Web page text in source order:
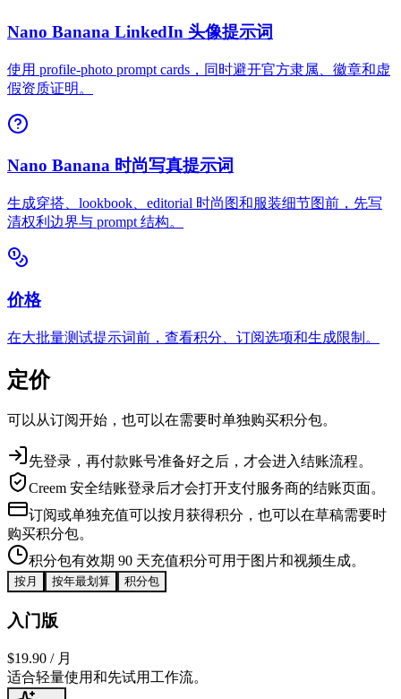
Nano Banana LinkedIn 头像提示词
使用 profile-photo prompt cards，同时避开官方隶属、徽章和虚
假资质证明。
Nano Banana 时尚写真提示词
生成穿搭、lookbook、editorial 时尚图和服装细节图前，先写
清权利边界与 prompt 结构。
价格
在大批量测试提示词前，查看积分、订阅选项和生成限制。
定价
可以从订阅开始，也可以在需要时单独购买积分包。
先登录，再付款账号准备好之后，才会进入结账流程。
Creem 安全结账登录后才会打开支付服务商的结账页面。
订阅或单独充值可以按月获得积分，也可以在草稿需要时
购买积分包。
积分包有效期 90 天充值积分可用于图片和视频生成。
按月 按年最划算 积分包
入门版
$19.90 / 月
适合轻量使用和先试用工作流。